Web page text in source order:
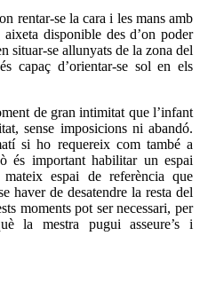
on rentar-se la cara i les mans amb
disponible des d’on poder
situar-se allunyats de la zona del
capaç d’orientar-se sol en els
de gran intimitat que l’infant
sense imposicions ni abandó.
si ho requereix com també a
és important habilitar un espai
espai de referència que
haver de desatendre la resta del
moments pot ser necessari, per
la mestra pugui asseure’s i